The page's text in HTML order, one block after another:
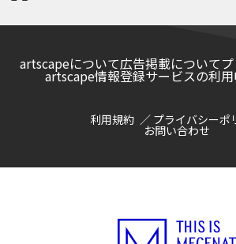
artscapeについて広告掲載について
artscape情報登録サービスの利
利用規約 プライバシーポ
お問い合わせ